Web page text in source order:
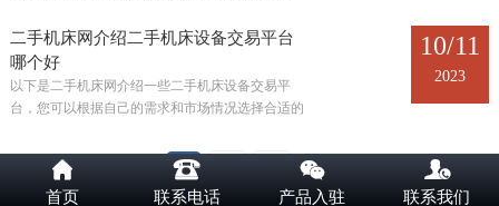
充足润滑…
二手机床网介绍二手机床设备交易平台
哪个好
以下是二手机床网介绍一些二手机床设备交易平
台，您可以根据自己的需求和市场情况选择合适的
10/11
2023
1 下一页

首页

联系电话

产品入驻

联系我们